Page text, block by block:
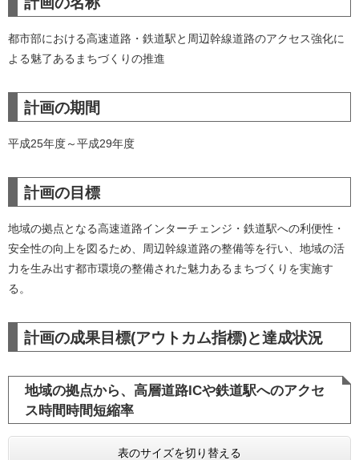
都市部における高速道路・鉄道駅と周辺幹線道路のアクセス強化に
よる魅了あるまちづくりの推進
計画の期間
平成25年度～平成29年度
計画の目標
地域の拠点となる高速道路インターチェンジ・鉄道駅への利便性・
安全性の向上を図るため、周辺幹線道路の整備等を行い、地域の活
力を生み出す都市環境の整備された魅力あるまちづくりを実施す
る。
計画の成果目標(アウトカム指標)と達成状況
地域の拠点から、高層道路ICや鉄道駅へのアクセ
ス時間時間短縮率
表のサイズを切り替える